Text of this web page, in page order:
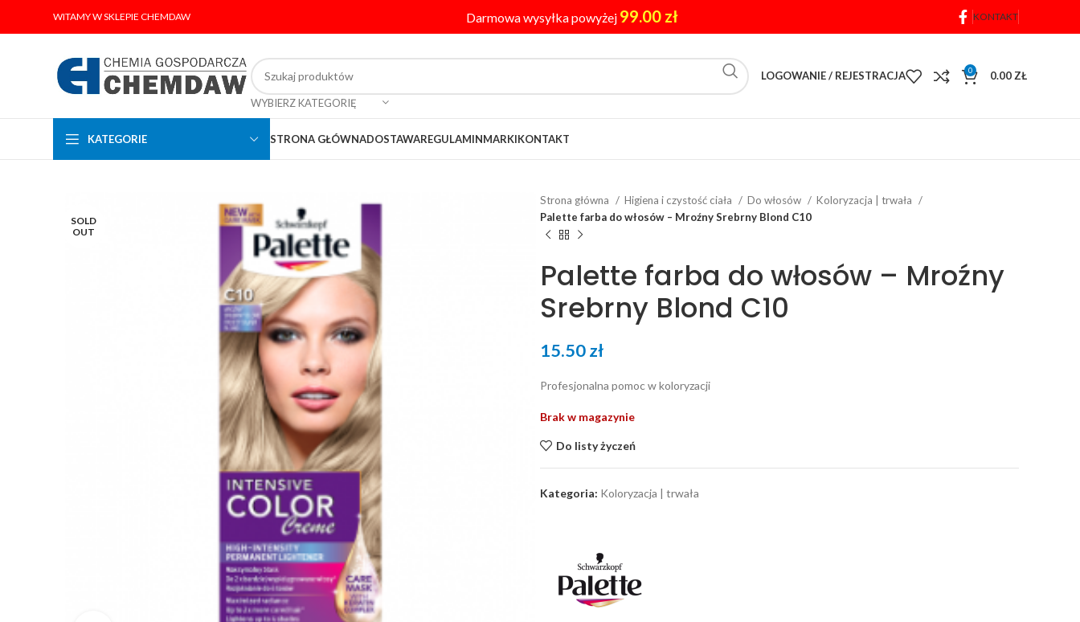
WITAMY W SKLEPIE CHEMDAW Darmowa wysyłka powyżej 99.00 zł KONTAKT
WYBIERZ KATEGORIĘ
LOGOWANIE / REJESTRACJA 0 0.00 ZŁ
KATEGORIE STRONA GŁÓWNADOSTAWAREGULAMINMARKIKONTAKT
SOLD
OUT
Strona główna Higiena i czystość ciała Do włosów
Koloryzacja | trwała
Palette farba do włosów – Mroźny Srebrny Blond C10
Palette farba do włosów – Mroźny
Srebrny Blond C10
15.50zł
Profesjonalna pomoc w koloryzacji
Brak w magazynie
Do listy życzeń
Kategoria: Koloryzacja | trwała